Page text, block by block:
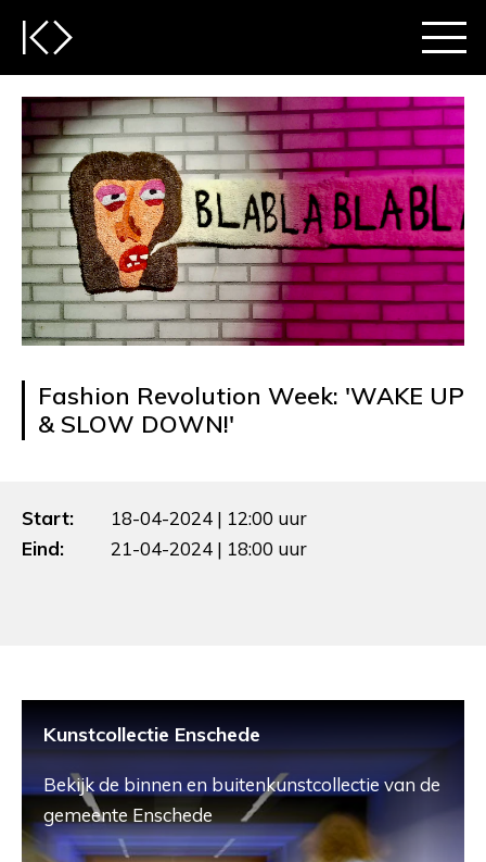
Fashion Revolution Week: 'WAKE UP
& SLOW DOWN!'
Start:
18-04-2024 | 12:00 uur
Eind:
21-04-2024 | 18:00 uur
Kunstcollectie Enschede
Bekijk de binnen en buitenkunstcollectie van de
gemeente Enschede